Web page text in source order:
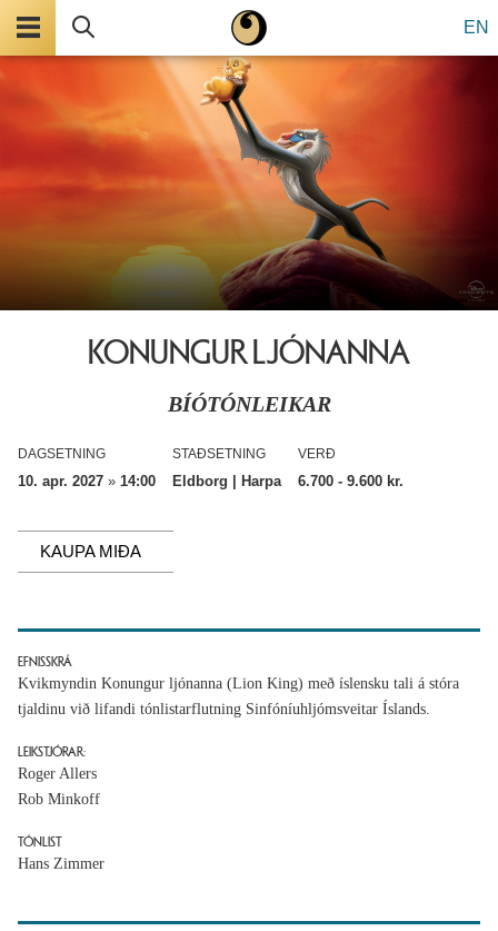
EN
KONUNGUR LJÓNANNA
BÍÓTÓNLEIKAR
DAGSETNING STAÐSETNING VERÐ
10. apr. 2027 » 14:00 Eldborg | Harpa 6.700 - 9.600 kr.
KAUPA MIÐA
EFNISSKRÁ
Kvikmyndin Konungur ljónanna (Lion King) með íslensku tali á stóra
tjaldinu við lifandi tónlistarflutning Sinfóníuhljómsveitar Íslands.
LEIKSTJÓRAR:
Roger Allers
Rob Minkoff
TÓNLIST
Hans Zimmer